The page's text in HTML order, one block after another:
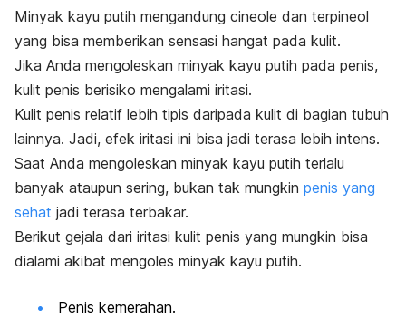
Minyak kayu putih mengandung cineole dan terpineol
yang bisa memberikan sensasi hangat pada kulit.
Jika Anda mengoleskan minyak kayu putih pada penis,
kulit penis berisiko mengalami iritasi.
Kulit penis relatif lebih tipis daripada kulit di bagian tubuh
lainnya. Jadi, efek iritasi ini bisa jadi terasa lebih intens.
Saat Anda mengoleskan minyak kayu putih terlalu
banyak ataupun sering, bukan tak mungkin penis yang
sehat jadi terasa terbakar.
Berikut gejala dari iritasi kulit penis yang mungkin bisa
dialami akibat mengoles minyak kayu putih.
Penis kemerahan.